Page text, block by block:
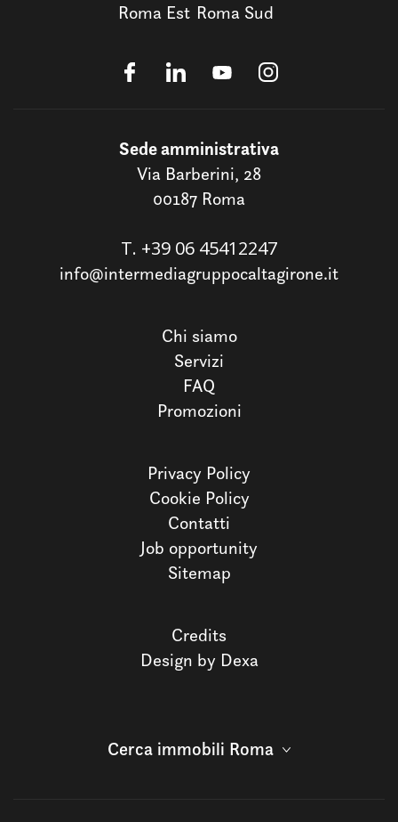
Roma Est Roma Sud
Sede amministrativa
Via Barberini, 28
00187 Roma
T. +39 06 45412247
info@intermediagruppocaltagirone.it
Chi siamo
Servizi
FAQ
Promozioni
Privacy Policy
Cookie Policy
Contatti
Job opportunity
Sitemap
Credits
Design by Dexa
Cerca immobili Roma